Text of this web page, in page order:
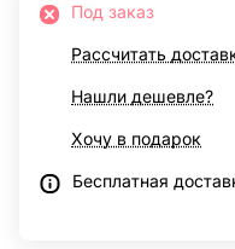
Под заказ
Рассчитать
Нашли дешевле?
Хочу в подарок
Бесплатная